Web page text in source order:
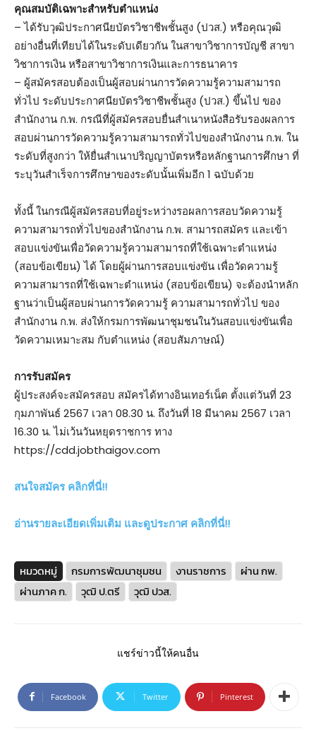
คุณสมบัติเฉพาะสำหรับตำแหน่ง
– ได้รับวุฒิประกาศนียบัตรวิชาชีพชั้นสูง (ปวส.) หรือคุณวุฒิ
อย่างอื่นที่เทียบได้ในระดับเดียวกัน ในสาขาวิชาการบัญชี สาขา
วิชาการเงิน หรือสาขาวิชาการเงินและการธนาคาร
– ผู้สมัครสอบต้องเป็นผู้สอบผ่านการวัดความรู้ความสามารถ
ทั่วไป ระดับประกาศนียบัตรวิชาชีพชั้นสูง (ปวส.) ขึ้นไป ของ
สำนักงาน ก.พ. กรณีที่ผู้สมัครสอบยื่นสำเนาหนังสือรับรองผลการ
สอบผ่านการวัดความรู้ความสามารถทั่วไปของสำนักงาน ก.พ. ใน
ระดับที่สูงกว่า ให้ยื่นสำเนาปริญญาบัตรหรือหลักฐานการศึกษา ที่
ระบุวันสำเร็จการศึกษาของระดับนั้นเพิ่มอีก 1 ฉบับด้วย
ทั้งนี้ ในกรณีผู้สมัครสอบที่อยู่ระหว่างรอผลการสอบวัดความรู้
ความสามารถทั่วไปของสำนักงาน ก.พ. สามารถสมัคร และเข้า
สอบแข่งขันเพื่อวัดความรู้ความสามารถที่ใช้เฉพาะตำแหน่ง
(สอบข้อเขียน) ได้ โดยผู้ผ่านการสอบแข่งขัน เพื่อวัดความรู้
ความสามารถที่ใช้เฉพาะตำแหน่ง (สอบข้อเขียน) จะต้องนำหลัก
ฐานว่าเป็นผู้สอบผ่านการวัดความรู้ ความสามารถทั่วไป ของ
สำนักงาน ก.พ. ส่งให้กรมการพัฒนาชุมชนในวันสอบแข่งขันเพื่อ
วัดความเหมาะสม กับตำแหน่ง (สอบสัมภาษณ์)
การรับสมัคร
ผู้ประสงค์จะสมัครสอบ สมัครได้ทางอินเทอร์เน็ต ตั้งแต่วันที่ 23
กุมภาพันธ์ 2567 เวลา 08.30 น. ถึงวันที่ 18 มีนาคม 2567 เวลา
16.30 น. ไม่เว้นวันหยุดราชการ ทาง
https://cdd.jobthaigov.com
สนใจสมัคร คลิกที่นี่!!
อ่านรายละเอียดเพิ่มเติม และดูประกาศ คลิกที่นี่!!
หมวดหมู่ กรมการพัฒนาชุมชน งานราชการ
ผ่าน กพ.
ผ่านภาค ก.
วุฒิ ป.ตรี วุฒิ ปวส.
แชร์ข่าวนี้ให้คนอื่น
Facebook Twitter Pinterest